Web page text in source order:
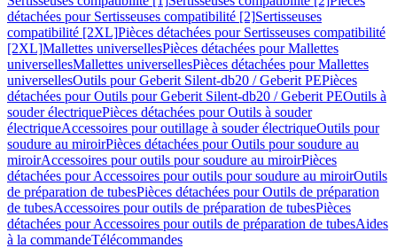
détachées pour Sertisseuses compatibilité [2]Sertisseuses
compatibilité [2XL]Pièces détachées pour Sertisseuses compatibilité
[2XL]Mallettes universellesPièces détachées pour Mallettes
universellesMallettes universellesPièces détachées pour Mallettes
universellesOutils pour Geberit Silent-db20 / Geberit PEPièces
détachées pour Outils pour Geberit Silent-db20 / Geberit PEOutils à
souder électriquePièces détachées pour Outils à souder
électriqueAccessoires pour outillage à souder électriqueOutils pour
soudure au miroirPièces détachées pour Outils pour soudure au
miroirAccessoires pour outils pour soudure au miroirPièces
détachées pour Accessoires pour outils pour soudure au miroirOutils
de préparation de tubesPièces détachées pour Outils de préparation
de tubesAccessoires pour outils de préparation de tubesPièces
détachées pour Accessoires pour outils de préparation de tubesAides
à la commandeTélécommandes